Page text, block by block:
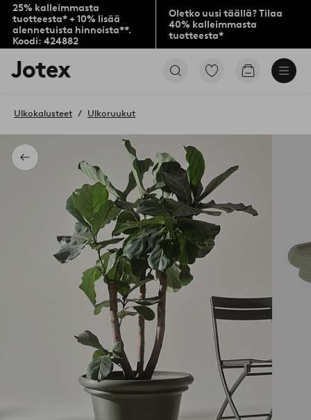
25% kalleimmasta
tuotteesta* + 10% lisää
alennetuista hinnoista**.
Koodi: 424882
Oletko uusi täällä? Tilaa
40% kalleimmasta
tuotteesta*
Jotex-
logo
aloitussivulle
Siirry
Siirry
Takaisin
Ulkokalusteet Ulkoruukut